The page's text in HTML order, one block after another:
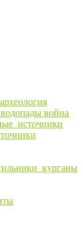
археология
водопады война